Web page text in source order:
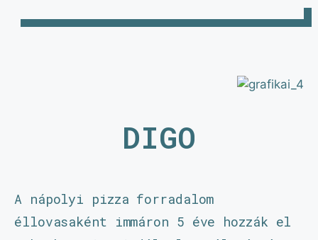
DIGO
A nápolyi pizza forradalom
éllovasaként immáron 5 éve hozzák el